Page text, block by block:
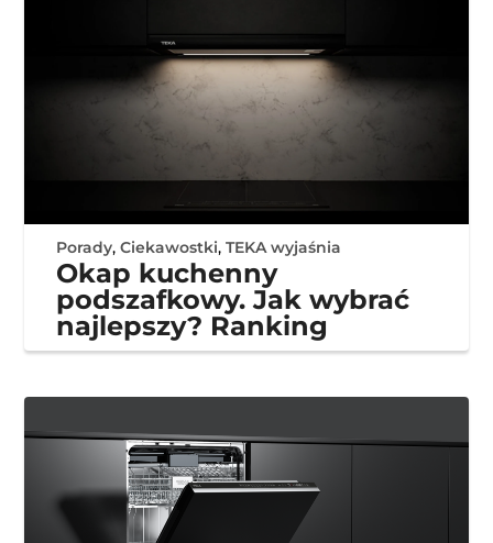
Porady,Ciekawostki,TEKA wyjaśnia
Okap kuchenny
podszafkowy. Jak wybrać
najlepszy? Ranking